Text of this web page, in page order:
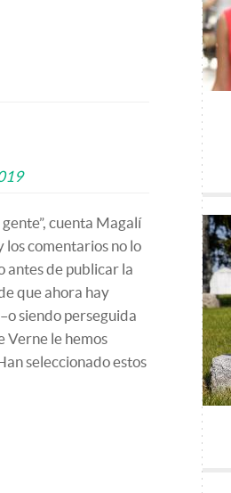
cuenta Magalí
los comentarios no lo
antes de publicar la
que ahora hay
siendo perseguida
Verne le hemos
seleccionado estos